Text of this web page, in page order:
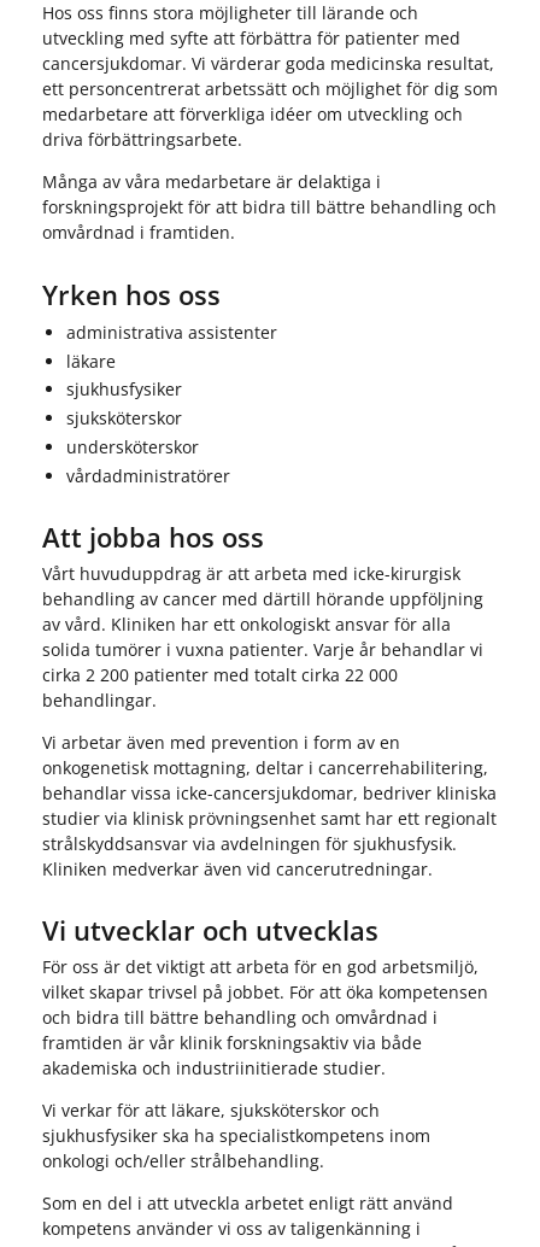
Hos oss finns stora möjligheter till lärande och
utveckling med syfte att förbättra för patienter med
cancersjukdomar. Vi värderar goda medicinska resultat,
ett personcentrerat arbetssätt och möjlighet för dig som
medarbetare att förverkliga idéer om utveckling och
driva förbättringsarbete.
Många av våra medarbetare är delaktiga i
forskningsprojekt för att bidra till bättre behandling och
omvårdnad i framtiden.
Yrken hos oss
administrativa assistenter
läkare
sjukhusfysiker
sjuksköterskor
undersköterskor
vårdadministratörer
Att jobba hos oss
Vårt huvuduppdrag är att arbeta med icke-kirurgisk
behandling av cancer med därtill hörande uppföljning
av vård. Kliniken har ett onkologiskt ansvar för alla
solida tumörer i vuxna patienter. Varje år behandlar vi
cirka 2 200 patienter med totalt cirka 22 000
behandlingar.
Vi arbetar även med prevention i form av en
onkogenetisk mottagning, deltar i cancerrehabilitering,
behandlar vissa icke-cancersjukdomar, bed­river kliniska
studier via klinisk prövningsenhet samt har ett regionalt
strål­skyddsansvar via avdelningen för sjukhusfysik.
Kliniken medverkar även vid cancerutredningar.
Vi utvecklar och utvecklas
För oss är det viktigt att arbeta för en god arbetsmiljö,
vilket skapar trivsel på jobbet. För att öka kompetensen
och bidra till bättre behandling och omvårdnad i
framtiden är vår klinik forskningsaktiv via både
akademiska och industriinitierade studier.
Vi verkar för att läkare, sjuksköterskor och
sjukhusfysiker ska ha specialistkompetens inom
onkologi och/eller strålbehandling.
Som en del i att utveckla arbetet enligt rätt använd
kompetens använder vi oss av taligenkänning i